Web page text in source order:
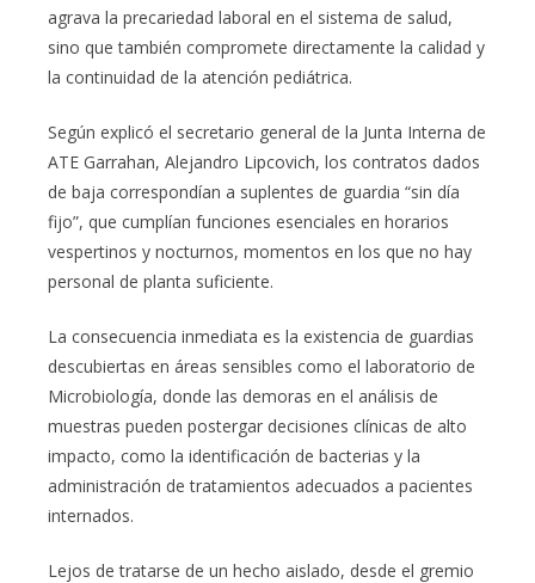
agrava la precariedad laboral en el sistema de salud,
sino que también compromete directamente la calidad y
la continuidad de la atención pediátrica.
Según explicó el secretario general de la Junta Interna de
ATE Garrahan, Alejandro Lipcovich, los contratos dados
de baja correspondían a suplentes de guardia “sin día
fijo”, que cumplían funciones esenciales en horarios
vespertinos y nocturnos, momentos en los que no hay
personal de planta suficiente.
La consecuencia inmediata es la existencia de guardias
descubiertas en áreas sensibles como el laboratorio de
Microbiología, donde las demoras en el análisis de
muestras pueden postergar decisiones clínicas de alto
impacto, como la identificación de bacterias y la
administración de tratamientos adecuados a pacientes
internados.
Lejos de tratarse de un hecho aislado, desde el gremio